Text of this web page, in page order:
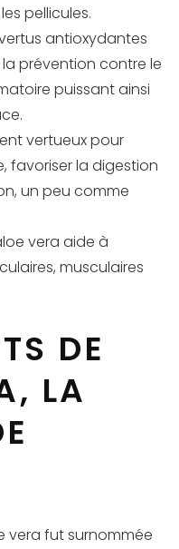
pellicules.
antioxydantes
prévention contre le
puissant ainsi
vertueux pour
favoriser la digestion
un peu comme
vera aide à
musculaires
DE
LA
vera fut surnommée